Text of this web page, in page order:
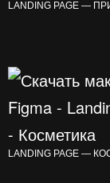
LANDING PAGE —
LANDING PAGE —